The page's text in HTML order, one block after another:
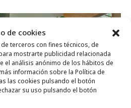
de cookies
terceros con fines técnicos, de
mostrarte publicidad relacionada
el análisis anónimo de los hábitos de
información sobre la Política de
las cookies pulsando el botón
su uso pulsando el botón